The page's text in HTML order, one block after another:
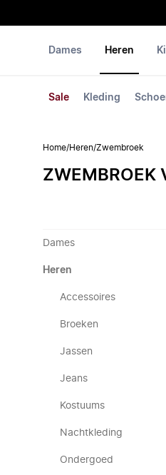
Dames Heren
Sale Kleding
Home/Heren/Zwembroek
ZWEMBROEK
Dames
Heren
Accessoires
Broeken
Jassen
Jeans
Kostuums
Nachtkleding
Ondergoed